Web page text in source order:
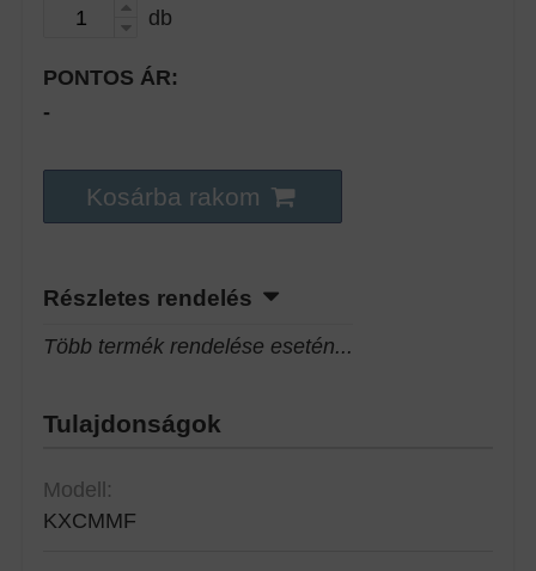
db
PONTOS ÁR:
-
Kosárba rakom
Részletes rendelés
Több termék rendelése esetén...
Tulajdonságok
Modell:
KXCMMF